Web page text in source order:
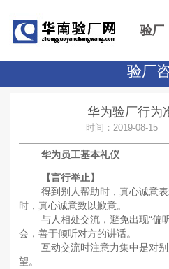
验厂
验厂
华为验厂行为
时间：2019-08-
华为员工基本礼仪
【言行举止】
得到别人帮助时，真心诚意表
时，真心诚意致以歉意。
与人相处交流，避免出现“偏听
会，善于倾听对方的讲话。
互动交流时注意力集中是对别
望。